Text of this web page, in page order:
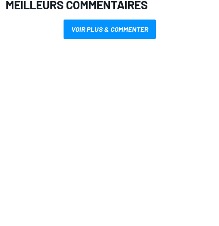
MEILLEURS COMMENTAIRES
VOIR PLUS & COMMENTER